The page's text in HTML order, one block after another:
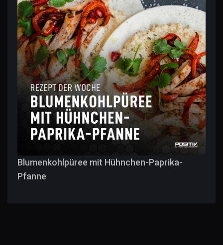
Blumenkohlpüree mit Hühnchen-Paprika-
Pfanne